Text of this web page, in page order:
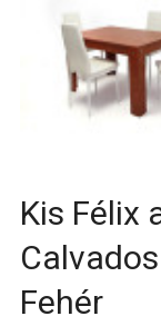
Kis Félix
Fehér